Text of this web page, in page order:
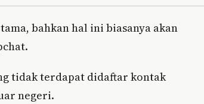
bahkan hal ini biasanya akan
tidak terdapat didaftar kontak
negeri.